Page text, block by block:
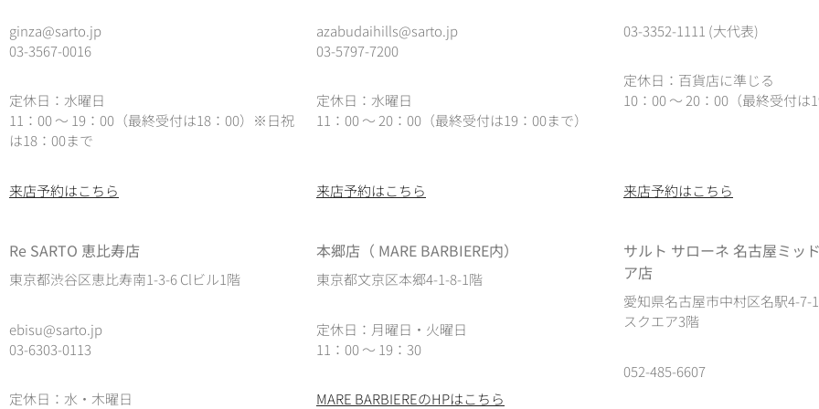
ginza@sarto.jp
03-3567-0016
定休日：水曜日
11：00 ～ 19：00（最終受付は18：00）※日祝
は18：00まで
azabudaihills@sarto.jp
03-5797-7200
定休日：水曜日
11：00 ～ 20：00（最終受付は19：00まで）
03-3352-1111 (大代表)
定休日：百貨店に準じる
10：00 ～ 20：00（最終受付は
来店予約はこちら 来店予約はこちら 来店予約はこちら
Re SARTO 恵比寿店
東京都渋谷区恵比寿南1-3-6 Clビル1階
ebisu@sarto.jp
03-6303-0113
定休日：水・木曜日
本郷店（ MARE BARBIERE内）
東京都文京区本郷4-1-8-1階
定休日：月曜日・火曜日
11：00 ～ 19：30
MARE BARBIEREのHPはこちら
サルト サローネ 名古屋ミッ
ア店
愛知県名古屋市中村区名駅4-7-
スクエア3階
052-485-6607